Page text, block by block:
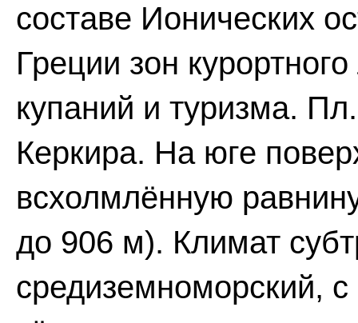
составе Ионических
Греции зон
купаний и туризма.
Керкира. На юге
всхолмлённую
до 906 м). Климат
средиземноморский,